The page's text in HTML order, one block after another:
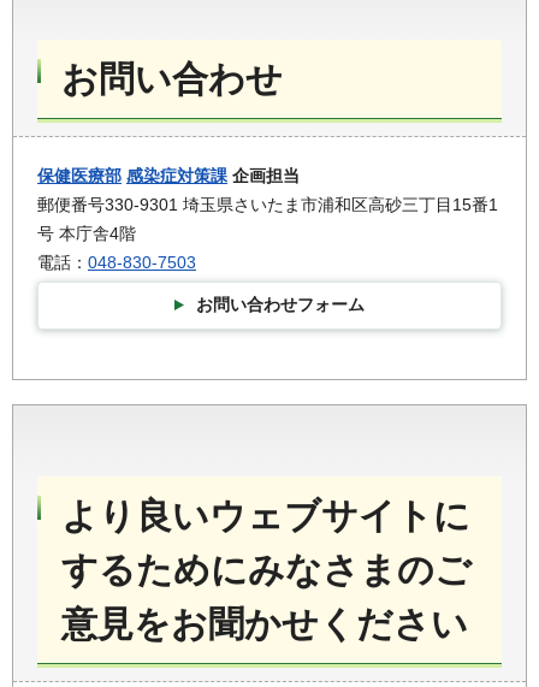
お問い合わせ
保健医療部 感染症対策課 企画担当
郵便番号330-9301 埼玉県さいたま市浦和区高砂三丁目15番1
号 本庁舎4階
電話： 048-830-7503
お問い合わせフォーム
より良いウェブサイトに
するためにみなさまのご
意見をお聞かせください